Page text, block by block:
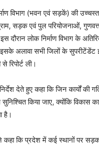
विभाग (भवन एवं सड़कें) की
सड़क एवं पुल परियोजनाओं, गुणवत्ता
दौरान लोक निर्माण विभाग के
अलावा सभी जिलों के
रिपोर्ट ली।
देते हुए कहा कि जिन कार्यों की
किया जाए, क्योंकि विकास
है।
ने कहा कि प्रदेश में कई स्थानों पर